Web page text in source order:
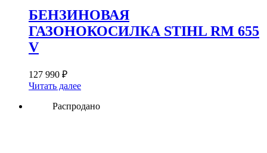
БЕНЗИНОВАЯ
ГАЗОНОКОСИЛКА STIHL RM 655
V
127 990 ₽
Читать далее
Распродано